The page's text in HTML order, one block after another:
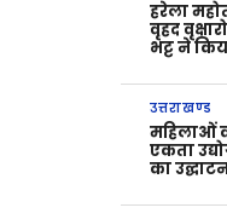
हरेला
वृहद
भट्ट ने
उत्तराखण्ड
महिलाओं
एकता
का